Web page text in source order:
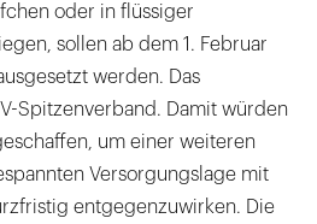
oder in flüssiger
sollen ab dem 1. Februar
werden. Das
Spitzenverband. Damit würden
um einer weiteren
Versorgungslage mit
entgegenzuwirken. Die